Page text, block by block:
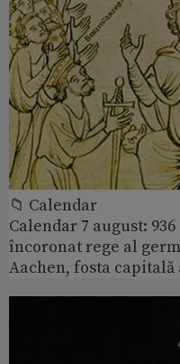
📁 Calendar
Calendar 7 august:
încoronat rege al
Aachen, fosta